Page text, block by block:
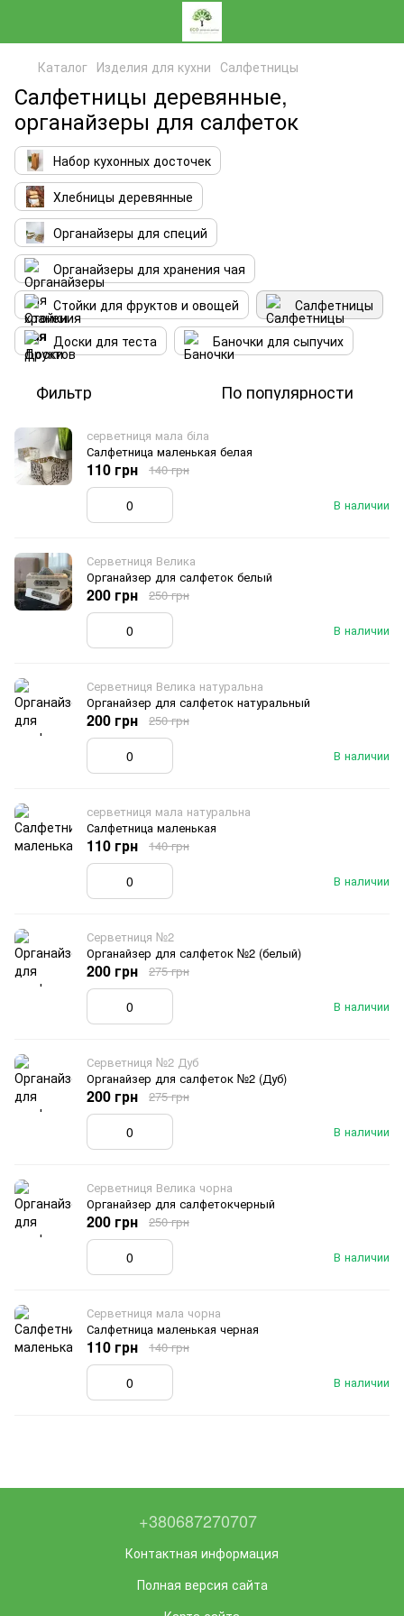
Каталог Изделия для кухни Салфетницы
Салфетницы деревянные,
органайзеры для салфеток
Набор кухонных досточек
Хлебницы деревянные
Органайзеры для специй
Органайзеры для хранения чая
Стойки для фруктов и овощей
Салфетницы
Доски для теста
Баночки для сыпучих
Фильтр По популярности
серветниця мала біла
Салфетница маленькая белая
В наличии
110 грн 140 грн
Серветниця Велика
Органайзер для салфеток белый
В наличии
200 грн 250 грн
Серветниця Велика натуральна
Органайзер для салфеток натуральный
В наличии
200 грн 250 грн
серветниця мала натуральна
Салфетница маленькая
В наличии
110 грн 140 грн
Серветниця №2
Органайзер для салфеток №2 (белый)
В наличии
200 грн 275 грн
Серветниця №2 Дуб
Органайзер для салфеток №2 (Дуб)
В наличии
200 грн 275 грн
Серветниця Велика чорна
Органайзер для салфетокчерный
В наличии
200 грн 250 грн
Серветниця мала чорна
Салфетница маленькая черная
В наличии
110 грн 140 грн
+380687270707
Контактная информация
Полная версия сайта